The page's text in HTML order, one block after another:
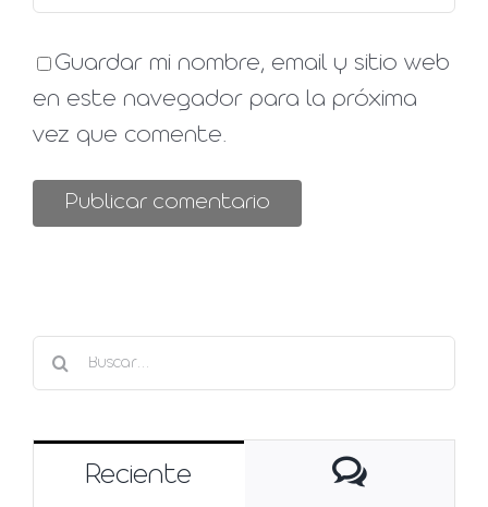
Guardar mi nombre, email y sitio web
en este navegador para la próxima
vez que comente.
Buscar:
Reciente